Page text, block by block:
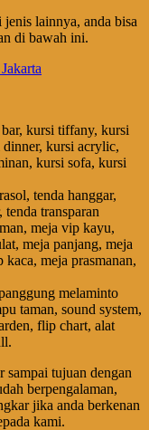
lainnya, anda bisa
di bawah ini.
kursi tiffany, kursi
kursi acrylic,
kursi sofa, kursi
tenda hanggar,
tenda transparan
meja vip kayu,
meja panjang, meja
meja prasmanan,
melaminto
taman, sound system,
flip chart, alat
sampai tujuan dengan
berpengalaman,
jika anda berkenan
kami.